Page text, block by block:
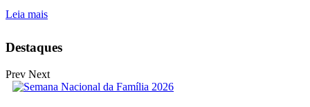
Leia mais
Destaques
Prev Next